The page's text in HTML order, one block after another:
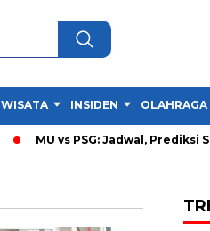
WISATA INSIDEN OLAHRAGA
MU vs PSG: Jadwal, Prediksi